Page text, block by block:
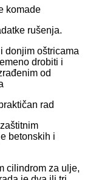
komade
rušenja.
donjim oštricama
drobiti i
od
rad
betonskih i
cilindrom za ulje,